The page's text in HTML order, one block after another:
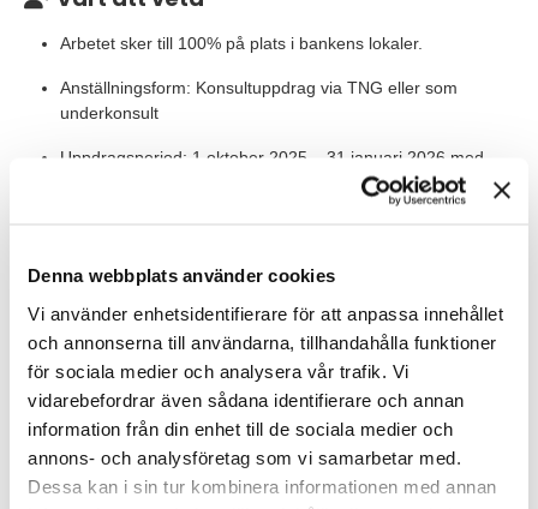
Denna webbplats använder cookies
Vi använder enhetsidentifierare för att anpassa innehållet
och annonserna till användarna, tillhandahålla funktioner
för sociala medier och analysera vår trafik. Vi
vidarebefordrar även sådana identifierare och annan
information från din enhet till de sociala medier och
annons- och analysföretag som vi samarbetar med.
Dessa kan i sin tur kombinera informationen med annan
Arbetet sker till 100% på plats i bankens lokaler.
Anställningsform: Konsultuppdrag via TNG eller som
underkonsult
Uppdragsperiod: 1 oktober 2025 – 31 januari 2026 med
med särskilt fokus på aktiehandel och tillhörande system.
Tidigare erfarenhet från en oversight-funktion är meriterande.
Du har goda språkkunskaper i svenska och engelska och trivs i
en roll där du får ta egna initiativ. Du gillar att skapa struktur,
hantera komplexa frågor och arbeta lösningsorienterat. Du är
externt.